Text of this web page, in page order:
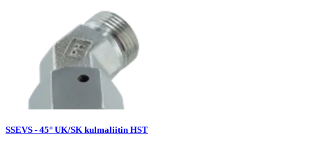
SSEVS - 45° UK/SK kulmaliitin HST